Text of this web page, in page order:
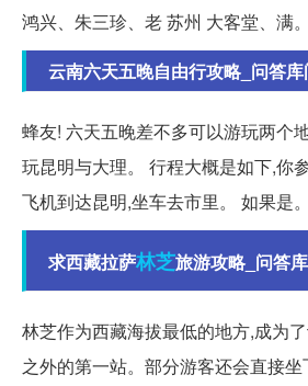
鸿兴、朱三珍、老 苏州 大客堂、满。
云南六天五晚自由行攻略_问答
蜂友! 六天五晚差不多可以游玩两个
玩昆明与大理。 行程大概是如下,你
飞机到达昆明,坐车去市里。 如果是。
求西藏拉萨林芝旅游攻略_问答
林芝作为西藏海拔最低的地方,成为
之外的第一站。部分游客还会直接